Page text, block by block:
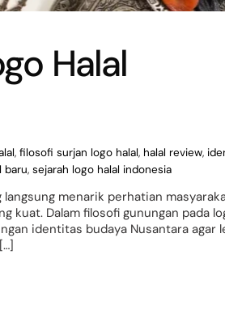
Halal
, filosofi surjan logo halal, halal review,
baru, sejarah logo halal indonesia
menarik perhatian
kuat. Dalam filosofi gunungan pada
identitas budaya Nusantara agar